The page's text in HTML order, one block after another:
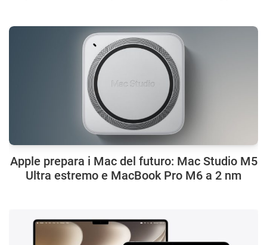
Apple prepara i Mac del futuro: Mac Studio M5
Ultra estremo e MacBook Pro M6 a 2 nm